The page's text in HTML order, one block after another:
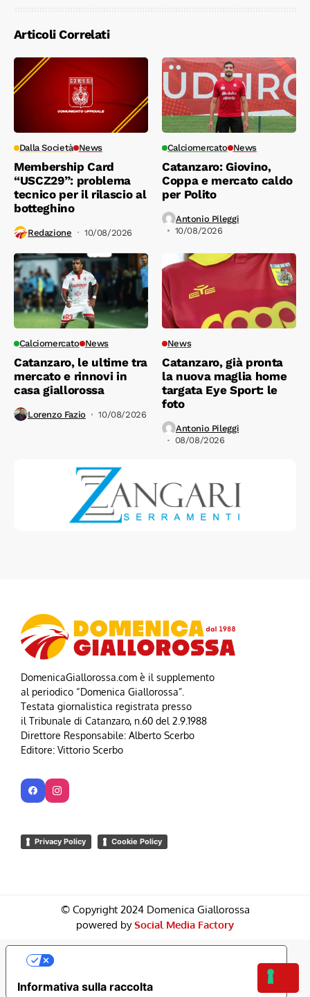
Articoli Correlati
Dalla Società News
Membership Card
“USCZ29”: problema
tecnico per il rilascio al
botteghino
Redazione 10/08/2026
Calciomercato News
Catanzaro: Giovino,
Coppa e mercato caldo
per Polito
Antonio Pileggi
10/08/2026
Calciomercato News
Catanzaro, le ultime tra
mercato e rinnovi in
casa giallorossa
Lorenzo Fazio 10/08/2026
News
Catanzaro, già pronta
la nuova maglia home
targata Eye Sport: le
foto
Antonio Pileggi
08/08/2026
DomenicaGiallorossa.com è il supplemento
al periodico “Domenica Giallorossa”.
Testata giornalistica registrata presso
il Tribunale di Catanzaro, n.60 del 2.9.1988
Direttore Responsabile: Alberto Scerbo
Editore: Vittorio Scerbo
Privacy Policy Cookie Policy
© Copyright 2024 Domenica Giallorossa
powered bySocial Media Factory
Informativa sulla raccolta
Le Tue Preferenze Relative Alla Privacy